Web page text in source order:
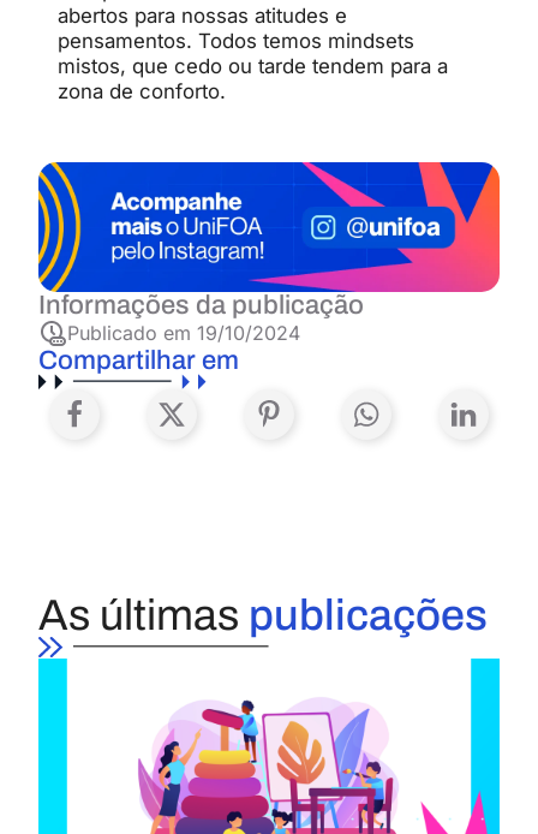
abertos para nossas atitudes e
pensamentos. Todos temos mindsets
mistos, que cedo ou tarde tendem para a
zona de conforto.
Informações da publicação
Publicado em 19/10/2024
Compartilhar em
As últimas publicações